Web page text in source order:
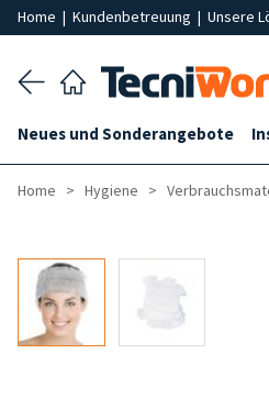
Home | Kundenbetreuung | Unsere
Neues und Sonderangebote
Home Hygiene